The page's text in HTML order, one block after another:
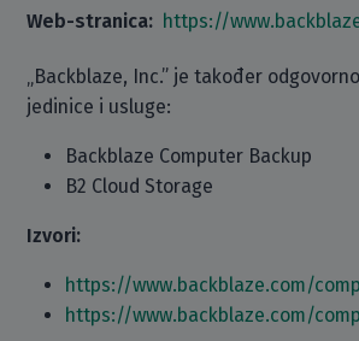
Web-stranica: https://
„Backblaze, Inc.” je također
jedinice i usluge:
Backblaze Computer Backup
B2 Cloud Storage
Izvori:
https://www.backblaze.com/
https://www.backblaze.com/